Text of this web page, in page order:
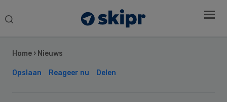
Search
Home › Nieuws
Opslaan Reageer nu Delen
Sidebar